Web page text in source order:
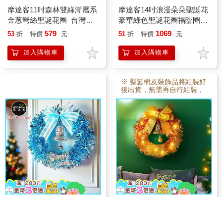
摩達客11吋森林雙綠漸層系
金蔥彎絲聖誕花圈_台灣工
藝免組裝
53 折 特價 579 元
加入購物車
摩達客14吋浪漫朵朵聖誕花
豪華綠色聖誕花圈福臨圈_
珊瑚紅橙金系_台灣工藝免
51 折 特價 1069 元
加入購物車
※ 聖誕樹及裝飾品將組裝好
後出貨，無需再自行組裝，
故本賣場 訂製3~5日後出
貨。